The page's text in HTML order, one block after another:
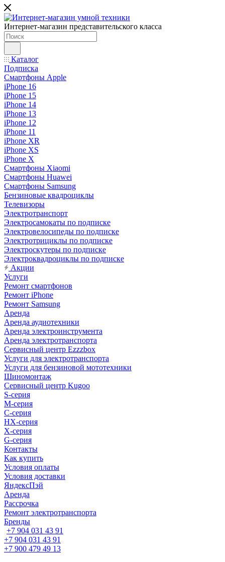
Интернет-магазин представительского класса
Каталог
Подписка
Смартфоны Apple
iPhone 16
iPhone 15
iPhone 14
iPhone 13
iPhone 12
iPhone 11
iPhone XR
iPhone XS
iPhone X
Смартфоны Xiaomi
Смартфоны Huawei
Смартфоны Samsung
Бензиновые квадроциклы
Телевизоры
Электротранспорт
Электросамокаты по подписке
Электровелосипеды по подписке
Электротрициклы по подписке
Электроскутеры по подписке
Электроквадроциклы по подписке
Акции
Услуги
Ремонт смартфонов
Ремонт iPhone
Ремонт Samsung
Аренда
Аренда аудиотехники
Аренда электроинструмента
Аренда электротранспорта
Сервисный центр Ezzzbox
Услуги для электротранспорта
Услуги для бензиновой мототехники
Шиномонтаж
Сервисный центр Kugoo
S-cерия
M-серия
С-серия
HX-серия
X-серия
G-серия
Контакты
Как купить
Условия оплаты
Условия доставки
ЯндексПэй
Аренда
Рассрочка
Ремонт электротранспорта
Бренды
+7 904 031 43 91
+7 904 031 43 91
+7 900 479 49 13